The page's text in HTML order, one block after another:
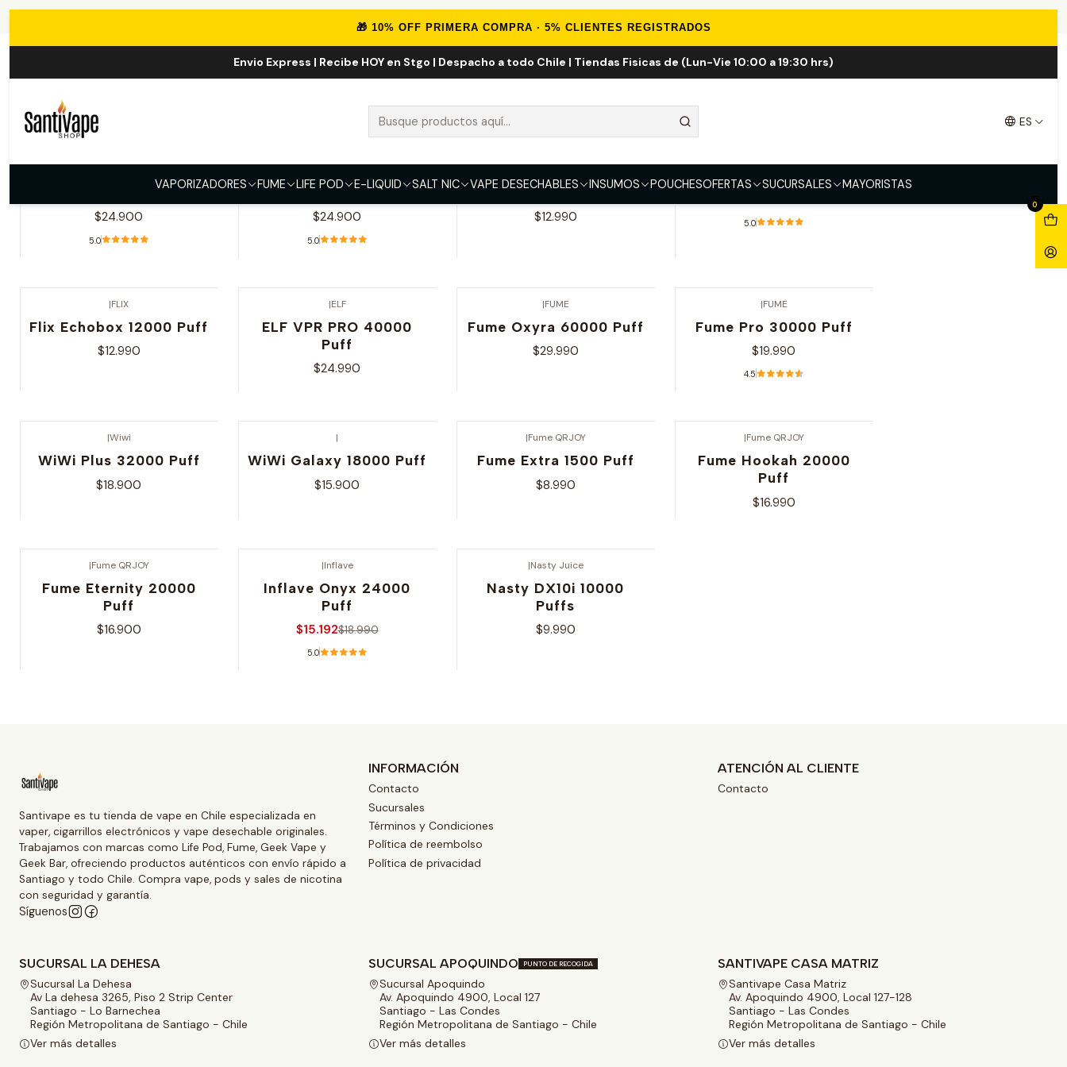
🎁 10% OFF PRIMERA COMPRA · 5% CLIENTES REGISTRADOS
Envio Express | Recibe HOY en Stgo | Despacho a todo Chile | Tiendas Fisicas de (Lun-Vie 10:00 a 19:30 hrs)
ES
VAPORIZADORES FUME LIFE POD E-LIQUID SALT NIC VAPE DESECHABLES INSUMOS POUCHESOFERTAS SUCURSALES MAYORISTAS
0
VAPE FRUTALES
40.000 Puff
$24.900
5.0
Black 40.000 Puff
$24.900
5.0
Puffs
$12.990 5.0
|FLIX
Flix Echobox 12000 Puff
$12.990
|ELF
ELF VPR PRO 40000
Puff
$24.990
|FUME
Fume Oxyra 60000 Puff
$29.990
|FUME
Fume Pro 30000 Puff
$19.990
4.5
|Wiwi
WiWi Plus 32000 Puff
$18.900
|
WiWi Galaxy 18000 Puff
$15.900
|Fume QRJOY
Fume Extra 1500 Puff
$8.990
|Fume QRJOY
Fume Hookah 20000
Puff
$16.990
|Fume QRJOY
Fume Eternity 20000
Puff
$16.900
|Inflave
Inflave Onyx 24000
Puff
$15.192$18.990
5.0
|Nasty Juice
Nasty DX10i 10000
Puffs
$9.990
Santivape es tu tienda de vape en Chile especializada en
vaper, cigarrillos electrónicos y vape desechable originales.
Trabajamos con marcas como Life Pod, Fume, Geek Vape y
Geek Bar, ofreciendo productos auténticos con envío rápido a
Santiago y todo Chile. Compra vape, pods y sales de nicotina
con seguridad y garantía.
Síguenos
INFORMACIÓN
Contacto
Sucursales
Términos y Condiciones
Política de reembolso
Política de privacidad
ATENCIÓN AL CLIENTE
Contacto
SUCURSAL LA DEHESA
Sucursal La Dehesa
Av La dehesa 3265, Piso 2 Strip Center
Santiago - Lo Barnechea
Región Metropolitana de Santiago - Chile
Ver más detalles
SUCURSAL APOQUINDO PUNTO DE RECOGIDA
Sucursal Apoquindo
Av. Apoquindo 4900, Local 127
Santiago - Las Condes
Región Metropolitana de Santiago - Chile
Ver más detalles
SANTIVAPE CASA MATRIZ
Santivape Casa Matriz
Av. Apoquindo 4900, Local 127-128
Santiago - Las Condes
Región Metropolitana de Santiago - Chile
Ver más detalles